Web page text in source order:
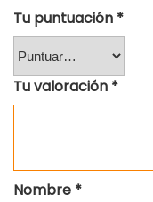
Tu puntuación *
Tu valoración *
Nombre *